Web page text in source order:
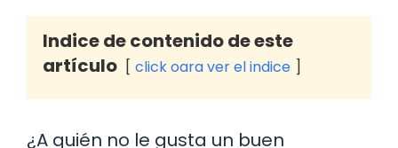
Indice de contenido de este
artículo
click oara ver el indice
¿A quién no le gusta un buen